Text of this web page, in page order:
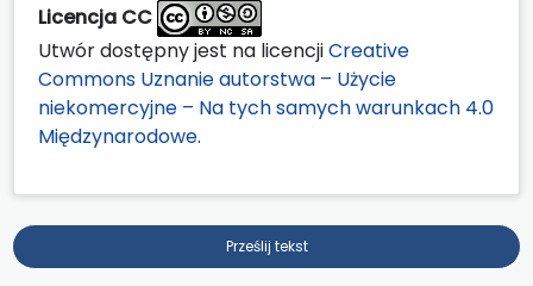
Licencja CC
Utwór dostępny jest na licencjiCreative
Commons Uznanie autorstwa – Użycie
niekomercyjne – Na tych samych warunkach 4.0
Międzynarodowe.
Prześlij tekst